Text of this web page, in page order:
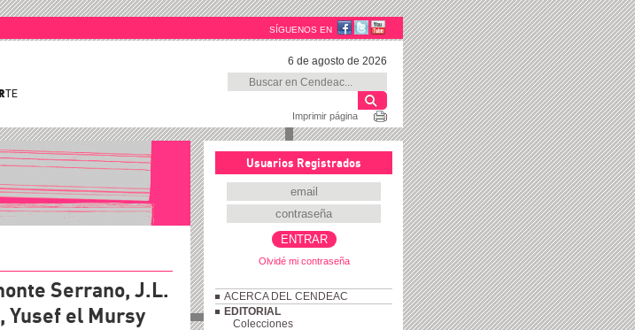
SÍGUENOS EN
6 de agosto de 2026
Imprimir página
Usuarios Registrados
Olvidé mi contraseña
ACERCA DEL CENDEAC
EDITORIAL
Colecciones
Serrano, J.L.
Yusef el Mursy